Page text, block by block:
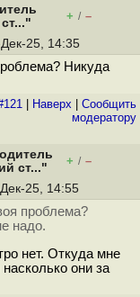
+ / –
25, 14:35
Никуда
Наверх
Cообщить
модератору
ст..."
+ / –
25, 14:55
проблема?
надо.
нет. Откуда мне
они за